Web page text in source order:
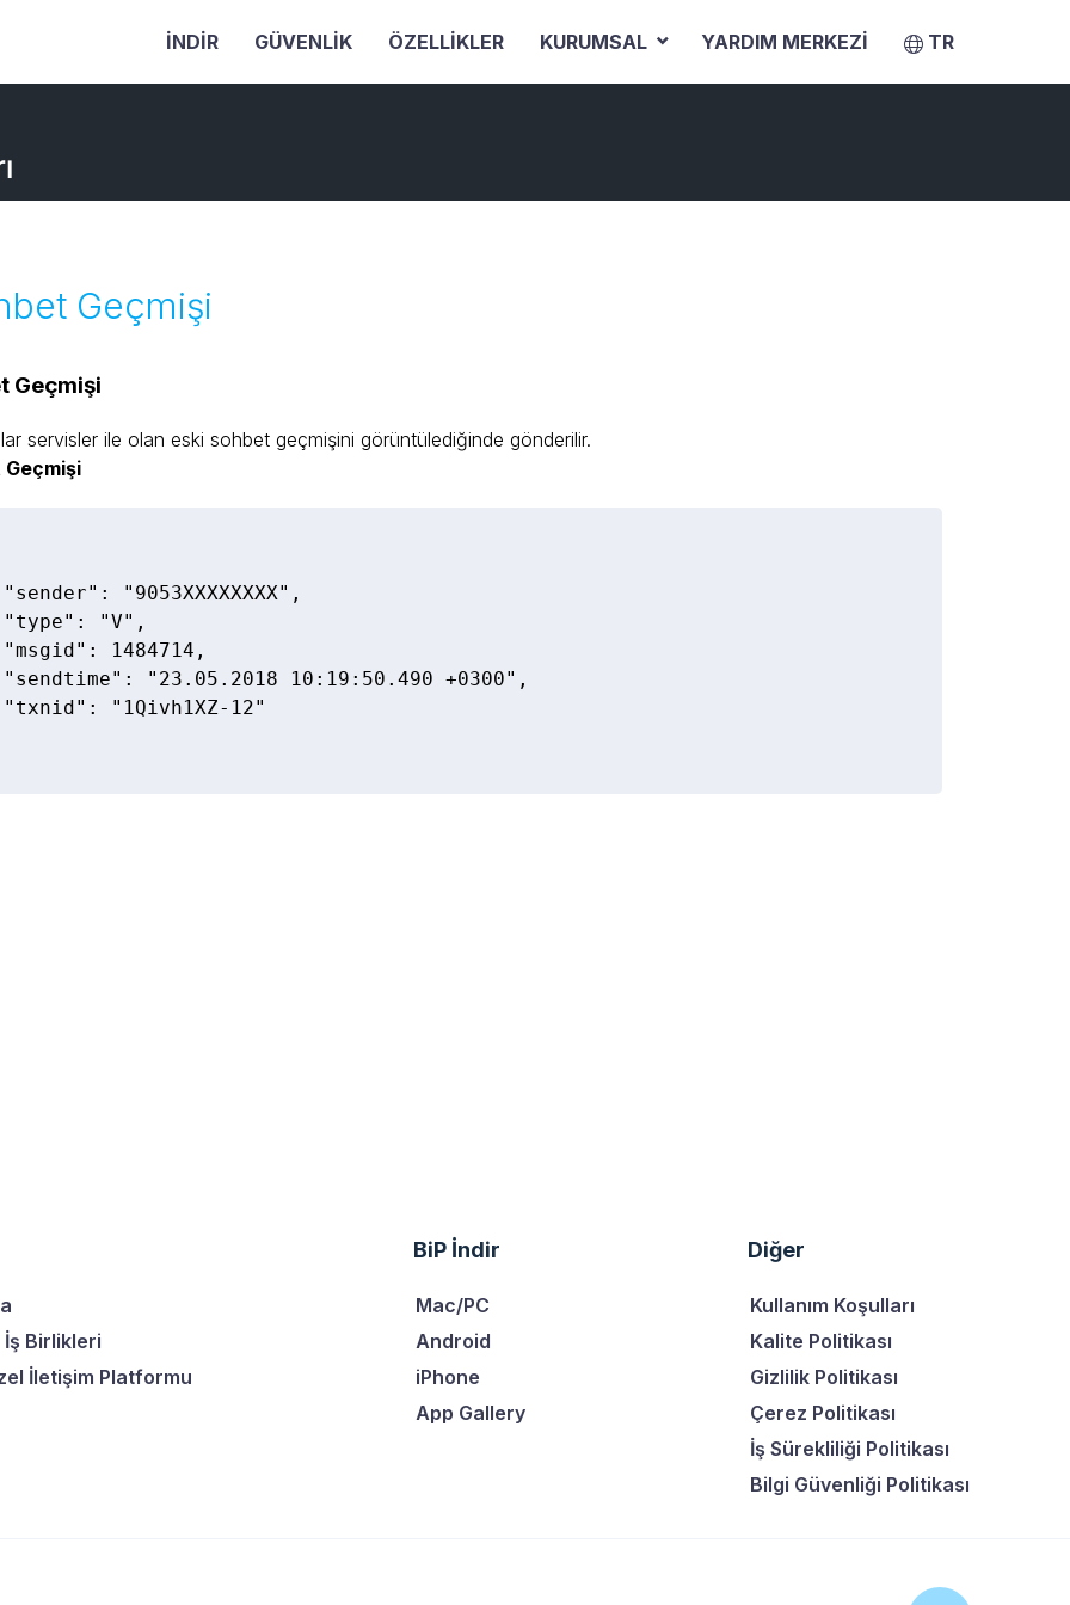
İNDIR GÜVENLIK ÖZELLIKLER KURUMSAL YARDIM MERKEZI TR
Geçmişi
Geçmişi
servisler ile olan eski sohbet geçmişini görüntülediğinde gönderilir.
"sender": "9053XXXXXXXX",
"type": "V",
"msgid": 1484714,
"23.05.2018 10:19:50.490 +0300",
"txnid": "1Qivh1XZ-12"
İş Birlikleri
İletişim Platformu
BiP İndir
Mac/PC
Android
iPhone
App Gallery
Diğer
Kullanım Koşulları
Kalite Politikası
Gizlilik Politikası
Çerez Politikası
İş Sürekliliği Politikası
Bilgi Güvenliği Politikası